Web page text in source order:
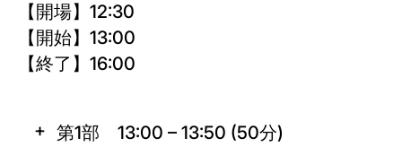
【開場】12:30
【開始】13:00
【終了】16:00
第1部 13:00 – 13:50 (50分)